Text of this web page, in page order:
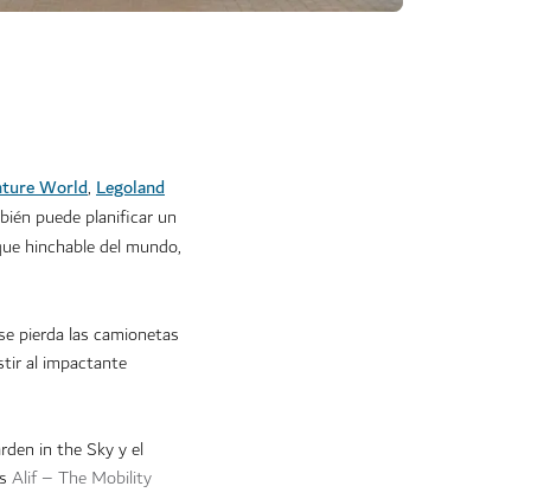
World, Legoland
puede planificar un
hinchable del mundo,
pierda las camionetas
al impactante
in the Sky y el
Alif – The Mobility